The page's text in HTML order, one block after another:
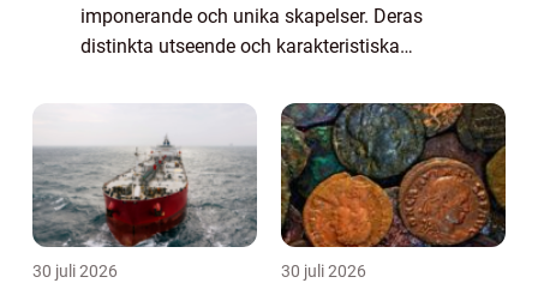
imponerande och unika skapelser. Deras
distinkta utseende och karakteristiska
århundraden. I denna artikel kommer vi att ...
30 juli 2026 30 juli 2026